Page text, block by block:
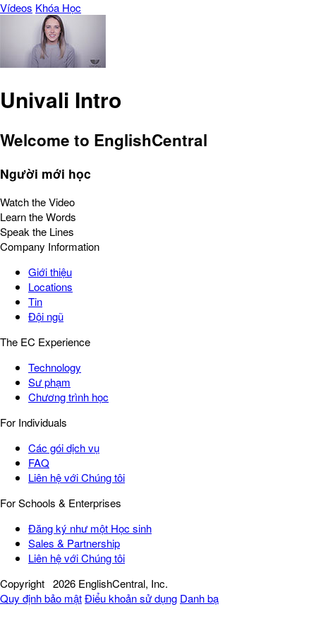
Vídeos Khóa Học
Univali Intro
Welcome to EnglishCentral
Người mới học
Watch the Video
Learn the Words
Speak the Lines
Company Information
Giới thiệu
Locations
Tin
Đội ngũ
The EC Experience
Technology
Sư phạm
Chương trình học
For Individuals
Các gói dịch vụ
FAQ
Liên hệ với Chúng tôi
For Schools & Enterprises
Đăng ký như một Học sinh
Sales & Partnership
Liên hệ với Chúng tôi
Copyright 2026 EnglishCentral, Inc.
Quy định bảo mậtĐiểu khoản sử dụng Danh bạ